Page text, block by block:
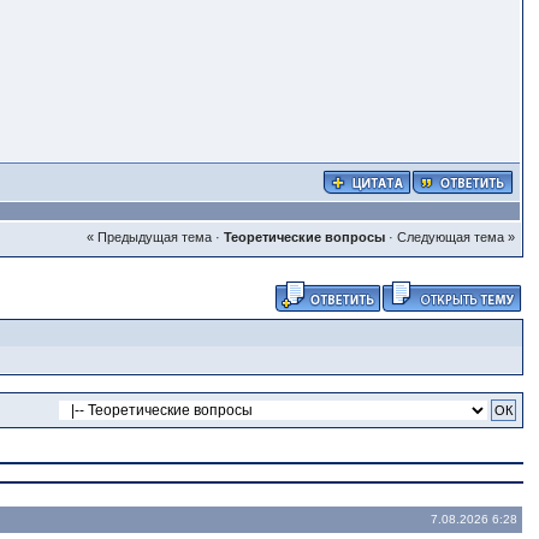
« Предыдущая тема· Теоретические вопросы· Следующая тема »
7.08.2026 6:28